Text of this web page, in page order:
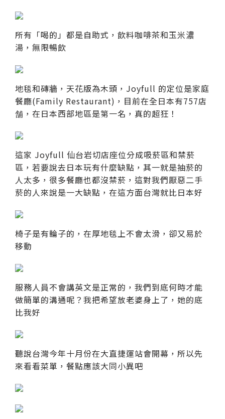
所有「喝的」都是自助式，飲料咖啡茶和玉米濃
湯，無限暢飲
地毯和磚牆，天花版為木頭，Joyfull 的定位是家庭
餐廳(Family Restaurant)，目前在全日本有757店
舗，在日本西部地區是第一名，真的超狂！
這家 Joyfull 仙台岩切店座位分成吸菸區和禁菸
區，若要說去日本玩有什麼缺點，其一就是抽菸的
人太多，很多餐廳也都沒禁菸，這對我們厭惡二手
菸的人來說是一大缺點，在這方面台灣就比日本好
椅子是有輪子的，在厚地毯上不會太滑，卻又易於
移動
服務人員不會講英文是正常的，我們到底何時才能
做簡單的溝通呢？我把希望放老婆身上了，她的底
比我好
聽說台灣今年十月份在大直捷運站會開幕，所以先
來看看菜單，餐點應該大同小異吧